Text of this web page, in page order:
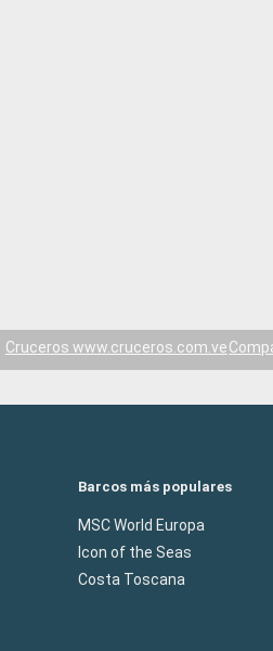
Cruceros www.cruceros.com.ve
Barcos más populares
MSC World Europa
Icon of the Seas
Costa Toscana